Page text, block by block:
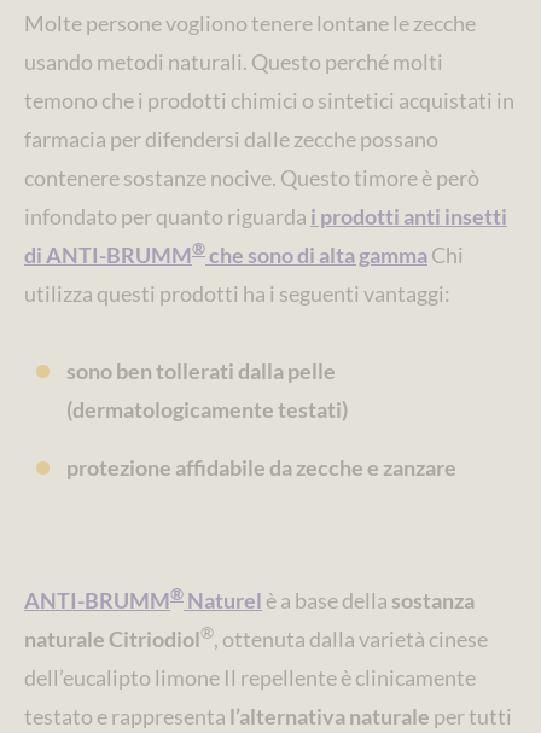
Molte persone vogliono tenere lontane le zecche
usando metodi naturali. Questo perché molti
temono che i prodotti chimici o sintetici acquistati in
farmacia per difendersi dalle zecche possano
contenere sostanze nocive. Questo timore è però
infondato per quanto riguarda i prodotti anti insetti
di ANTI-BRUMM®che sono di alta gammaChi
utilizza questi prodotti ha i seguenti vantaggi:
sono ben tollerati dalla pelle
(dermatologicamente testati)
protezione affidabile da zecche e zanzare
ANTI-BRUMM® Naturel è a base della sostanza
naturale Citriodiol®, ottenuta dalla varietà cinese
dell’eucalipto limone Il repellente è clinicamente
testato e rappresenta l’alternativa naturale per tutti